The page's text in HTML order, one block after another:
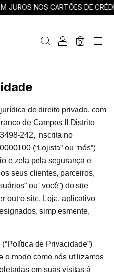
JUROS NOS CARTÕES DE
0
de direito privado, com
de Campos II Distrito
242, inscrita no
(“Lojista” ou “nós”)
e zela pela segurança e
seus clientes, parceiros,
ou “você”) do site
outro site, Loja, aplicativo
simplesmente,
de Privacidade”)
o modo como nós utilizamos
em suas visitas à